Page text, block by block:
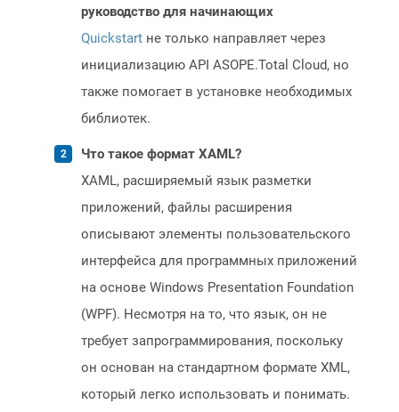
руководство для начинающих
Quickstart не только направляет через
инициализацию API ASOPE.Total Cloud, но
также помогает в установке необходимых
библиотек.
Что такое формат XAML?
XAML, расширяемый язык разметки
приложений, файлы расширения
описывают элементы пользовательского
интерфейса для программных приложений
на основе Windows Presentation Foundation
(WPF). Несмотря на то, что язык, он не
требует запрограммирования, поскольку
он основан на стандартном формате XML,
который легко использовать и понимать.